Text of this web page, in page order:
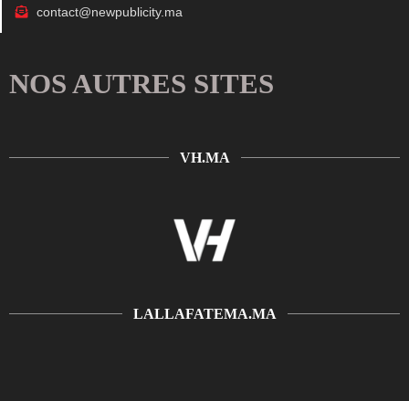
contact@newpublicity.ma
NOS AUTRES SITES
VH.MA
LALLAFATEMA.MA